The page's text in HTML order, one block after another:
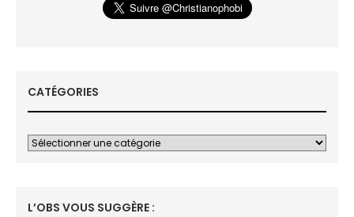
CATÉGORIES
L’OBS VOUS SUGGÈRE :